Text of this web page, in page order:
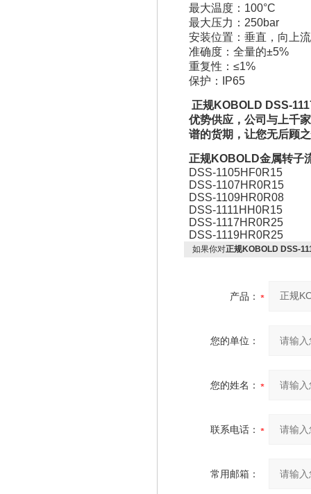
最大温度：100°C
最大压力：250bar
安装位置：垂直，向上
准确度：全量的±5%
重复性：≤1%
保护：IP65
正规KOBOLD DSS-
优势供应，公司与上千
谱的货期，让您无后顾
正规KOBOLD金属转子
DSS-1105HF0R15
DSS-1107HR0R15
DSS-1109HR0R08
DSS-1111HH0R15
DSS-1117HR0R25
DSS-1119HR0R25
如果你对正规KOBOLD DSS-
产品：
您的单位：
您的姓名：
联系电话：
常用邮箱：